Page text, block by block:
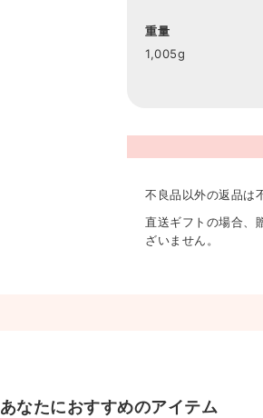
重量
1,005g
不良品以外の返品は
直送ギフトの場合、
ざいません。
あなたにおすすめのアイテム